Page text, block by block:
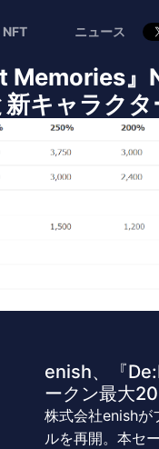
NFT ニュース
』
キャラク
enish、『
ークン最大
株式会社enishが
ルを再開。本セ